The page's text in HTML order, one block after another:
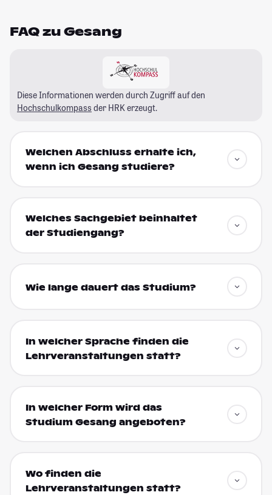
FAQ zu Gesang
Diese Informationen werden durch Zugriff auf den
Hochschulkompass der HRK erzeugt.
Welchen Abschluss erhalte ich,
wenn ich Gesang studiere?
Welches Sachgebiet beinhaltet
der Studiengang?
Wie lange dauert das Studium?
In welcher Sprache finden die
Lehrveranstaltungen statt?
In welcher Form wird das
Studium Gesang angeboten?
Wo finden die
Lehrveranstaltungen statt?